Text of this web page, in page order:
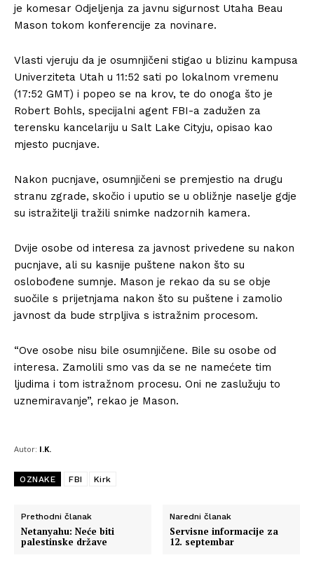
je komesar Odjeljenja za javnu sigurnost Utaha Beau
Mason tokom konferencije za novinare.
Vlasti vjeruju da je osumnjičeni stigao u blizinu kampusa
Univerziteta Utah u 11:52 sati po lokalnom vremenu
(17:52 GMT) i popeo se na krov, te do onoga što je
Robert Bohls, specijalni agent FBI-a zadužen za
terensku kancelariju u Salt Lake Cityju, opisao kao
mjesto pucnjave.
Nakon pucnjave, osumnjičeni se premjestio na drugu
stranu zgrade, skočio i uputio se u obližnje naselje gdje
su istražitelji tražili snimke nadzornih kamera.
Dvije osobe od interesa za javnost privedene su nakon
pucnjave, ali su kasnije puštene nakon što su
oslobođene sumnje. Mason je rekao da su se obje
suočile s prijetnjama nakon što su puštene i zamolio
javnost da bude strpljiva s istražnim procesom.
“Ove osobe nisu bile osumnjičene. Bile su osobe od
interesa. Zamolili smo vas da se ne namećete tim
ljudima i tom istražnom procesu. Oni ne zaslužuju to
uznemiravanje”, rekao je Mason.
Autor: I.K.
OZNAKE FBI Kirk
Prethodni članak
Netanyahu: Neće biti
palestinske države
Naredni članak
Servisne informacije za
12. septembar